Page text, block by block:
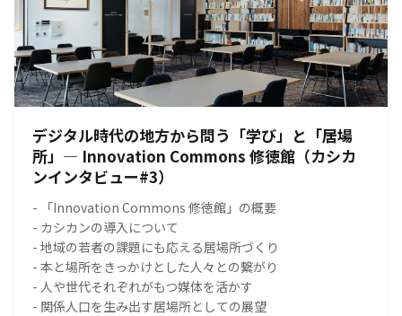
デジタル時代の地方から問う「学び」と「居場
所」― Innovation Commons 修徳館（カシカ
ンインタビュー#3）
- 「Innovation Commons 修徳館」の概要
- カシカンの導入について
- 地域の若者の課題にも応える居場所づくり
- 本と場所をきっかけとした人々との繋がり
- 人や世代それぞれがもつ媒体を活かす
- 関係人口を生み出す居場所としての展望